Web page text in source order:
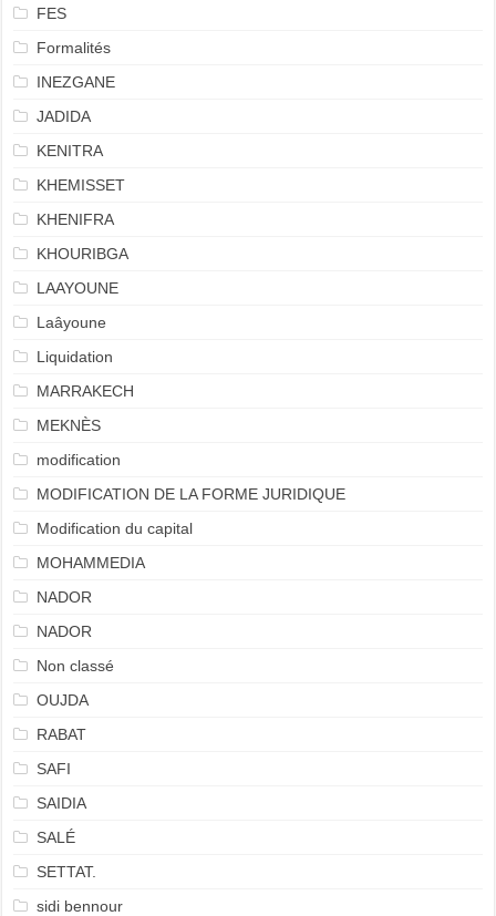
FES
Formalités
INEZGANE
JADIDA
KENITRA
KHEMISSET
KHENIFRA
KHOURIBGA
LAAYOUNE
Laâyoune
Liquidation
MARRAKECH
MEKNÈS
modification
MODIFICATION DE LA FORME JURIDIQUE
Modification du capital
MOHAMMEDIA
NADOR
NADOR
Non classé
OUJDA
RABAT
SAFI
SAIDIA
SALÉ
SETTAT.
sidi bennour